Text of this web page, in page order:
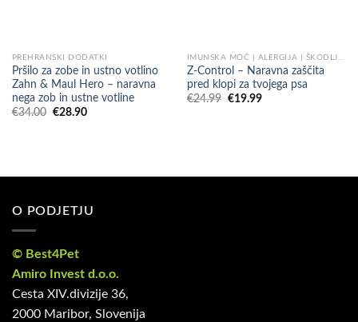
PREHRANSKI DODATKI
Pršilo za zobe in ustno votlino
Zahn & Maul Hero – naravna
nega zob in ustne votline
€34.00 Izvirna
€28.90Trenutna
Z-Control – Naravna zaščita
pred klopi za tvojega psa
€24.99 Izvirna
€19.99Trenutna
O PODJETJU
© Best4Pet
Amiro Invest d.o.o.
Cesta XIV.divizije 36,
2000 Maribor, Slovenija